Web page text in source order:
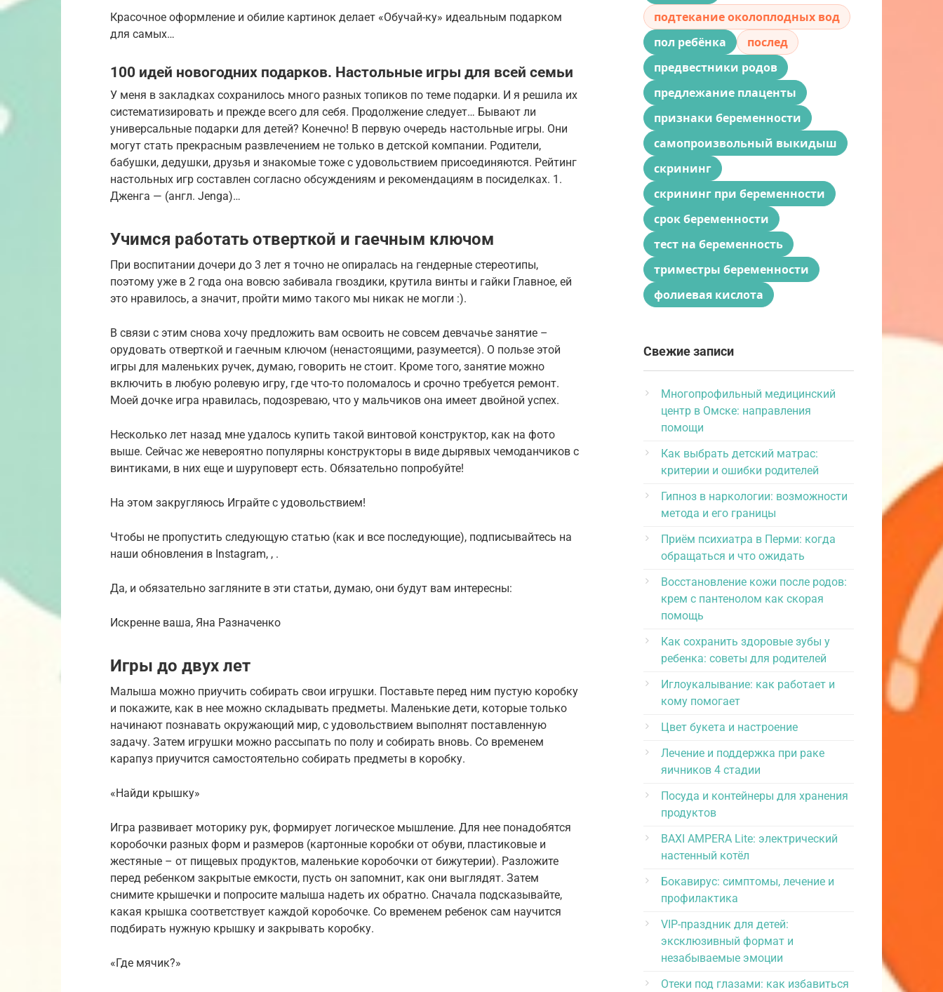
Красочное оформление и обилие картинок делает «Обучай-ку» идеальным подарком
для самых…
100 идей новогодних подарков. Настольные игры для всей семьи
У меня в закладках сохранилось много разных топиков по теме подарки. И я решила их
систематизировать и прежде всего для себя. Продолжение следует… Бывают ли
универсальные подарки для детей? Конечно! В первую очередь настольные игры. Они
могут стать прекрасным развлечением не только в детской компании. Родители,
бабушки, дедушки, друзья и знакомые тоже с удовольствием присоединяются. Рейтинг
настольных игр составлен согласно обсуждениям и рекомендациям в посиделках. 1.
Дженга — (англ. Jenga)…
Учимся работать отверткой и гаечным ключом
При воспитании дочери до 3 лет я точно не опиралась на гендерные стереотипы,
поэтому уже в 2 года она вовсю забивала гвоздики, крутила винты и гайки Главное, ей
это нравилось, а значит, пройти мимо такого мы никак не могли :).
В связи с этим снова хочу предложить вам освоить не совсем девчачье занятие –
орудовать отверткой и гаечным ключом (ненастоящими, разумеется). О пользе этой
игры для маленьких ручек, думаю, говорить не стоит. Кроме того, занятие можно
включить в любую ролевую игру, где что-то поломалось и срочно требуется ремонт.
Моей дочке игра нравилась, подозреваю, что у мальчиков она имеет двойной успех.
Несколько лет назад мне удалось купить такой винтовой конструктор, как на фото
выше. Сейчас же невероятно популярны конструкторы в виде дырявых чемоданчиков с
винтиками, в них еще и шуруповерт есть. Обязательно попробуйте!
На этом закругляюсь Играйте с удовольствием!
Чтобы не пропустить следующую статью (как и все последующие), подписывайтесь на
наши обновления в Instagram, , .
Да, и обязательно загляните в эти статьи, думаю, они будут вам интересны:
Искренне ваша, Яна Разначенко
Игры до двух лет
Малыша можно приучить собирать свои игрушки. Поставьте перед ним пустую коробку
и покажите, как в нее можно складывать предметы. Маленькие дети, которые только
начинают познавать окружающий мир, с удовольствием выполнят поставленную
задачу. Затем игрушки можно рассыпать по полу и собирать вновь. Со временем
карапуз приучится самостоятельно собирать предметы в коробку.
«Найди крышку»
Игра развивает моторику рук, формирует логическое мышление. Для нее понадобятся
коробочки разных форм и размеров (картонные коробки от обуви, пластиковые и
жестяные – от пищевых продуктов, маленькие коробочки от бижутерии). Разложите
перед ребенком закрытые емкости, пусть он запомнит, как они выглядят. Затем
снимите крышечки и попросите малыша надеть их обратно. Сначала подсказывайте,
какая крышка соответствует каждой коробочке. Со временем ребенок сам научится
подбирать нужную крышку и закрывать коробку.
«Где мячик?»
подтекание околоплодных вод
пол ребёнка
послед
предвестники родов
предлежание плаценты
признаки беременности
самопроизвольный выкидыш
скрининг
скрининг при беременности
срок беременности
тест на беременность
триместры беременности
фолиевая кислота
Свежие записи
Многопрофильный медицинский
центр в Омске: направления
помощи
Как выбрать детский матрас:
критерии и ошибки родителей
Гипноз в наркологии: возможности
метода и его границы
Приём психиатра в Перми: когда
обращаться и что ожидать
Восстановление кожи после родов:
крем с пантенолом как скорая
помощь
Как сохранить здоровые зубы у
ребенка: советы для родителей
Иглоукалывание: как работает и
кому помогает
Цвет букета и настроение
Лечение и поддержка при раке
яичников 4 стадии
Посуда и контейнеры для хранения
продуктов
BAXI AMPERA Lite: электрический
настенный котёл
Бокавирус: симптомы, лечение и
профилактика
VIP-праздник для детей:
эксклюзивный формат и
незабываемые эмоции
Отеки под глазами: как избавиться